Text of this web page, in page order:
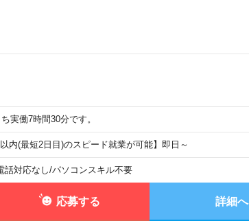
実働7時間30分です。
内(最短2日目)のスピード就業が可能】即日～
話対応なし/パソコンスキル不要
応募する 詳細へ